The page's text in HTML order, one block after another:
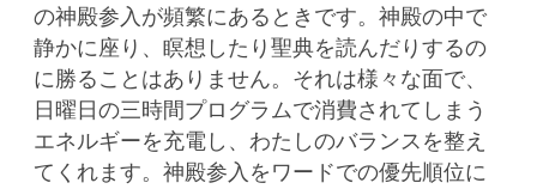
の神殿参入が頻繁にあるときです。神殿の中で
静かに座り、瞑想したり聖典を読んだりするの
に勝ることはありません。それは様々な面で、
日曜日の三時間プログラムで消費されてしまう
エネルギーを充電し、わたしのバランスを整え
てくれます。神殿参入をワードでの優先順位に